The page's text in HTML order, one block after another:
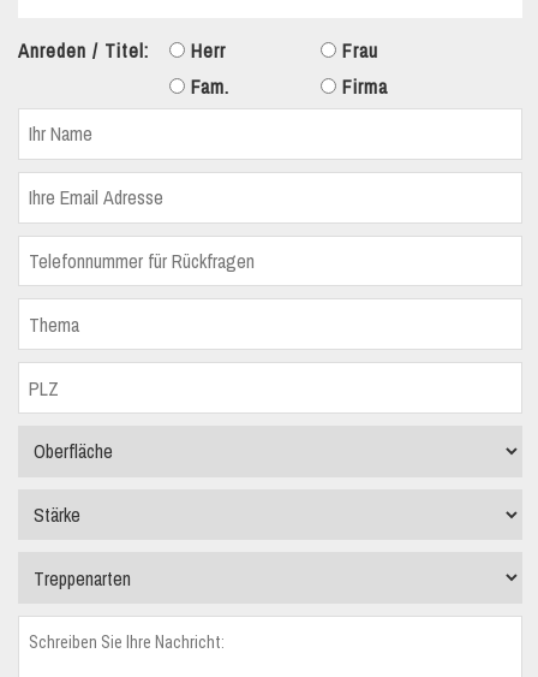
Anreden / Titel: Herr
Frau
Fam.
Firma